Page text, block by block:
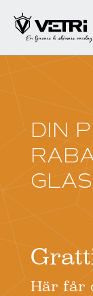
DIN
Här får